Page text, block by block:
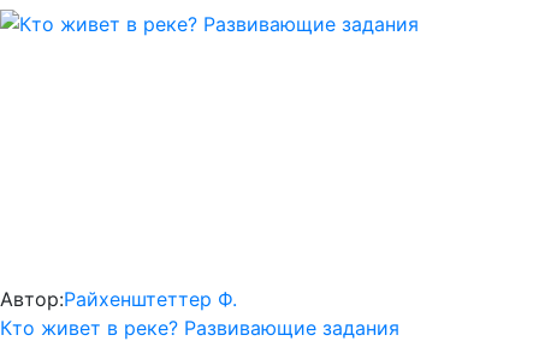
Автор:Райхенштеттер Ф.
Кто живет в реке? Развивающие задания